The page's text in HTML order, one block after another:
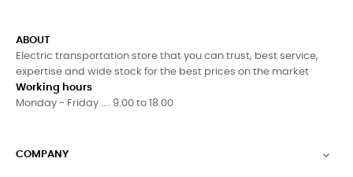
ABOUT
Electric transportation store that you can trust, best service,
expertise and wide stock for the best prices on the market
Working hours
Monday - Friday .... 9.00 to 18.00
COMPANY 